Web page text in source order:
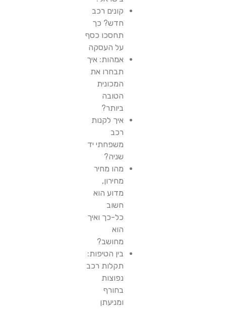
קונים רכב
חדש? כך
תחסכו כסף
על העסקה
אמהות: איך
תבחרו את
המכונית
הטובה
ביותר?
איך לקנות
רכב
משפחתי יד
שניה?
מהו מחיר
מחירון,
מדוע הוא
חשוב
כל-כך ואיך
הוא
מחושב?
בין הטיפות:
תקלות רכב
נפוצות
בחורף
ומניעתן